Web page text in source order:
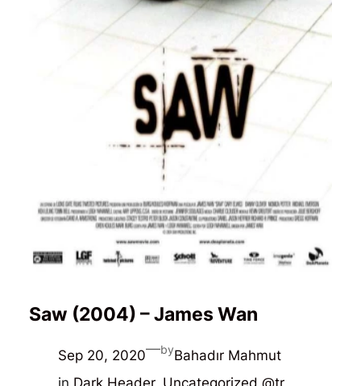
Saw (2004) – James Wan
Sep 20, 2020—byBahadır Mahmut